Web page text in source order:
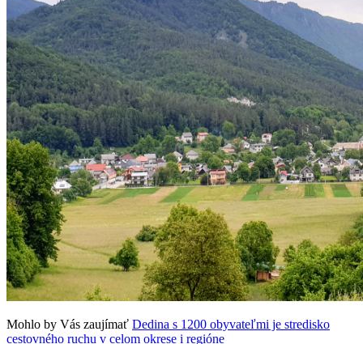
Mohlo by Vás zaujímať Dedina s 1200 obyvateľmi je stredisko
cestovného ruchu v celom okrese i regióne